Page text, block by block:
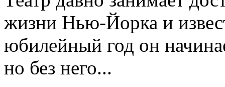
жизни Нью-Йорка и
юбилейный год он
но без него...